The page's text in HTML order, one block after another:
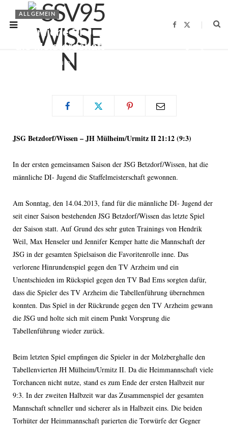
F
ALLGEMEIN
Männliche DI-Jugend holt sich
die Meisterschaft
FABIAN BRENNER
JSG Betzdorf/Wissen – JH Mülheim/Urmitz II 21:12 (9:3)
In der ersten gemeinsamen Saison der JSG Betzdorf/Wissen, hat die
männliche DI- Jugend die Staffelmeisterschaft gewonnen.
Am Sonntag, den 14.04.2013, fand für die männliche DI- Jugend der
seit einer Saison bestehenden JSG Betzdorf/Wissen das letzte Spiel
der Saison statt. Auf Grund des sehr guten Trainings von Hendrik
Weil, Max Henseler und Jennifer Kemper hatte die Mannschaft der
JSG in der gesamten Spielsaison die Favoritenrolle inne. Das
verlorene Hinrundenspiel gegen den TV Arzheim und ein
Unentschieden im Rückspiel gegen den TV Bad Ems sorgten dafür,
dass die Spieler des TV Arzheim die Tabellenführung übernehmen
konnten. Das Spiel in der Rückrunde gegen den TV Arzheim gewann
die JSG und holte sich mit einem Punkt Vorsprung die
Tabellenführung wieder zurück.
Beim letzten Spiel empfingen die Spieler in der Molzberghalle den
Tabellenvierten JH Mülheim/Urmitz II. Da die Heimmannschaft viele
Torchancen nicht nutze, stand es zum Ende der ersten Halbzeit nur
9:3. In der zweiten Halbzeit war das Zusammenspiel der gesamten
Mannschaft schneller und sicherer als in Halbzeit eins. Die beiden
Torhüter der Heimmannschaft parierten die Torwürfe der Gegner